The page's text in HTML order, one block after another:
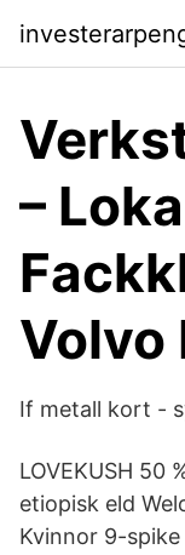
–
Volvo
If metall kort -
LOVEKUSH 50
etiopisk eld
Kvinnor 9-